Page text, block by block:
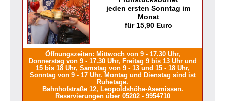
jeden ersten Sonntag im
Monat
für 15,90 Euro
Öffnungszeiten: Mittwoch von 9 - 17.30 Uhr,
Donnerstag von 9 - 17.30 Uhr, Freitag 9 bis 13 Uhr und
15 bis 18 Uhr, Samstag von 9 - 13 und 15 - 18 Uhr,
Sonntag von 9 - 17 Uhr. Montag und Dienstag sind ist
Ruhetage.
Bahnhofstraße 12, Leopoldshöhe-Asemissen.
Reservierungen über 05202 - 9954710